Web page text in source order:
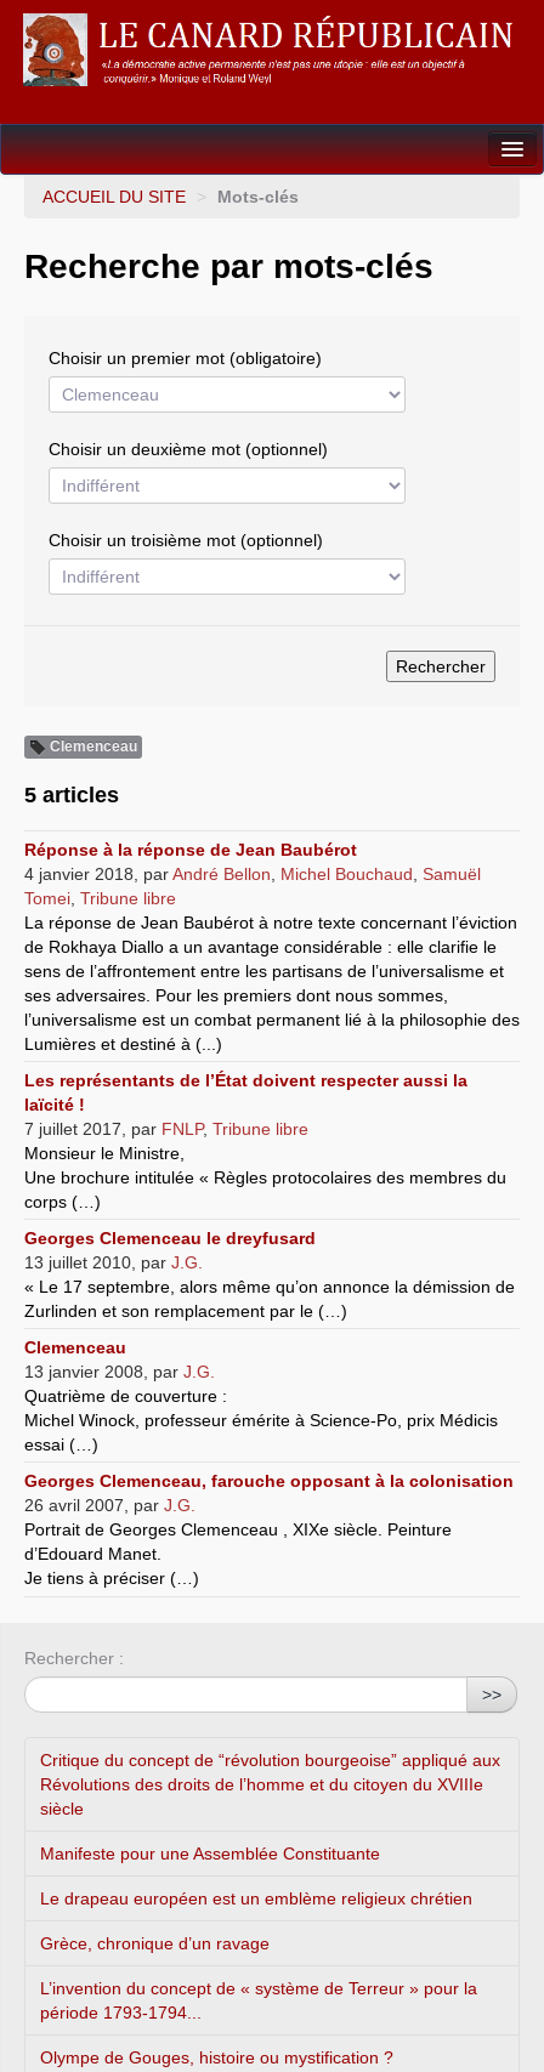
Dossiers
Gouvernance mondiale & mondialisation
Résistances
Systèmes & société sous contrôle
ACCUEIL DU SITE > Mots-clés
Recherche par mots-clés
Choisir un premier mot (obligatoire)
Choisir un deuxième mot (optionnel)
Choisir un troisième mot (optionnel)
Clemenceau
5 articles
Réponse à la réponse de Jean Baubérot
4 janvier 2018
parAndré Bellon Michel Bouchaud Samuël
Tomei Tribune libre
La réponse de Jean Baubérot à notre texte concernant l’éviction
de Rokhaya Diallo a un avantage considérable : elle clarifie le
sens de l’affrontement entre les partisans de l’universalisme et
ses adversaires. Pour les premiers dont nous sommes,
l’universalisme est un combat permanent lié à la philosophie des
Lumières et destiné à (...)
Les représentants de l’État doivent respecter aussi la
laïcité !
7 juillet 2017
par FNLP, Tribune libre
Monsieur le Ministre,
Une brochure intitulée « Règles protocolaires des membres du
corps (…)
Georges Clemenceau le dreyfusard
13 juillet 2010 par J.G.
« Le 17 septembre, alors même qu’on annonce la démission de
Zurlinden et son remplacement par le (…)
Clemenceau
13 janvier 2008
par J.G.
Quatrième de couverture :
Michel Winock, professeur émérite à Science-Po, prix Médicis
essai (…)
Georges Clemenceau, farouche opposant à la colonisation
26 avril 2007
par J.G.
Portrait de Georges Clemenceau , XIXe siècle. Peinture
d’Edouard Manet.
Je tiens à préciser (…)
Rechercher :
>>
Critique du concept de “révolution bourgeoise” appliqué aux
Révolutions des droits de l’homme et du citoyen du XVIIIe
siècle
Manifeste pour une Assemblée Constituante
Le drapeau européen est un emblème religieux chrétien
Grèce, chronique d’un ravage
L’invention du concept de « système de Terreur » pour la
période 1793-1794...
Olympe de Gouges, histoire ou mystification ?